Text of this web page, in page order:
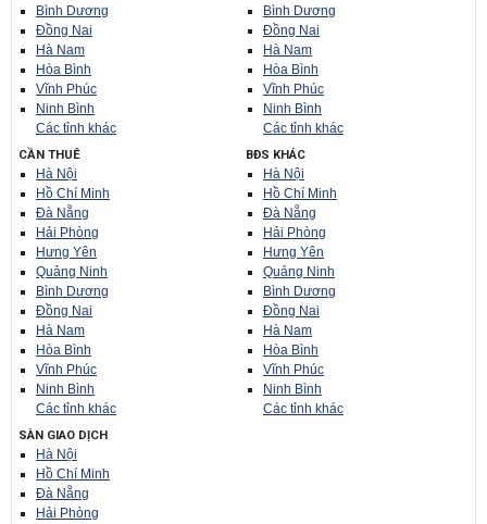
Bình Dương
Đồng Nai
Hà Nam
Hòa Bình
Vĩnh Phúc
Ninh Bình
Các tỉnh khác
Bình Dương
Đồng Nai
Hà Nam
Hòa Bình
Vĩnh Phúc
Ninh Bình
Các tỉnh khác
CẦN THUÊ
Hà Nội
Hồ Chí Minh
Đà Nẵng
Hải Phòng
Hưng Yên
Quảng Ninh
Bình Dương
Đồng Nai
Hà Nam
Hòa Bình
Vĩnh Phúc
Ninh Bình
Các tỉnh khác
BĐS KHÁC
Hà Nội
Hồ Chí Minh
Đà Nẵng
Hải Phòng
Hưng Yên
Quảng Ninh
Bình Dương
Đồng Nai
Hà Nam
Hòa Bình
Vĩnh Phúc
Ninh Bình
Các tỉnh khác
SÀN GIAO DỊCH
Hà Nội
Hồ Chí Minh
Đà Nẵng
Hải Phòng